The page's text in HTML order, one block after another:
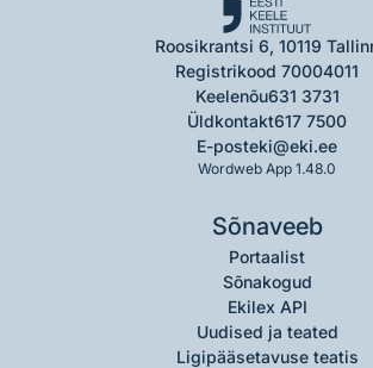
Roosikrantsi 6, 10119
Registrikood 70004011
Keelenõu631 3731
Üldkontakt617 7500
E-posteki@eki.ee
Wordweb App 1.48.0
Sõnaveeb
Portaalist
Sõnakogud
Ekilex API
Uudised ja teated
Ligipääsetavuse teatis